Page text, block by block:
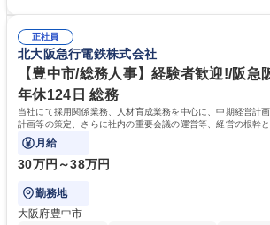
るので安心して入行いただけます。 幅広いキャリア
や社内副業等を活用し、 一人ひとりが挑戦できるカ
ます。 学歴・資格 学歴：大学院 大学 高専 短大 専修学校 高校 語学力：
資格：
正社員
北大阪急行電鉄株式会社
【豊中市/総務人事】経験者歓迎!/阪急
年休124日 総務
当社にて採用関係業務、人材育成業務を中心に、中期経営計
計画等の策定、さらに社内の重要会議の運営等、経営の根幹
般を担当していただきます。
月給
30万円～38万円
勤務地
大阪府豊中市